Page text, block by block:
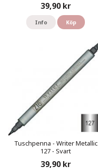
39,90 kr
Info Köp
Tuschpenna - Writer Metallic
127 - Svart
39,90 kr